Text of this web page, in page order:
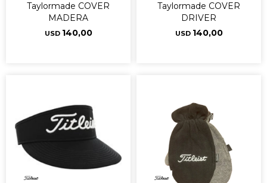
Taylormade COVER
MADERA
USD 140,00
Taylormade COVER
DRIVER
USD 140,00